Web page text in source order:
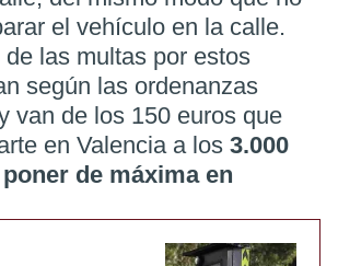
el vehículo en la calle.
las multas por estos
según las ordenanzas
van de los 150 euros que
en Valencia a los 3.000
de máxima en